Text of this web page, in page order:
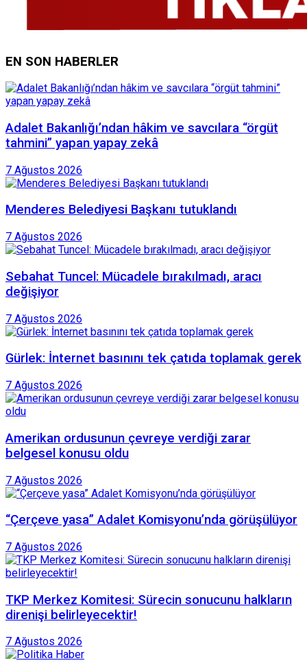
EN SON HABERLER
Adalet Bakanlığı’ndan hâkim ve savcılara “örgüt
tahmini” yapan yapay zekâ
7 Ağustos 2026
Menderes Belediyesi Başkanı tutuklandı
7 Ağustos 2026
Sebahat Tuncel: Mücadele bırakılmadı, aracı
değişiyor
7 Ağustos 2026
Gürlek: İnternet basınını tek çatıda toplamak gerek
7 Ağustos 2026
Amerikan ordusunun çevreye verdiği zarar
belgesel konusu oldu
7 Ağustos 2026
“Çerçeve yasa” Adalet Komisyonu’nda görüşülüyor
7 Ağustos 2026
TKP Merkez Komitesi: Sürecin sonucunu halkların
direnişi belirleyecektir!
7 Ağustos 2026